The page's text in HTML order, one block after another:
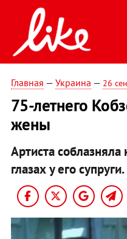
Главная — Украина — 26
75-летнего
жены
Артиста
глазах у его супруги.